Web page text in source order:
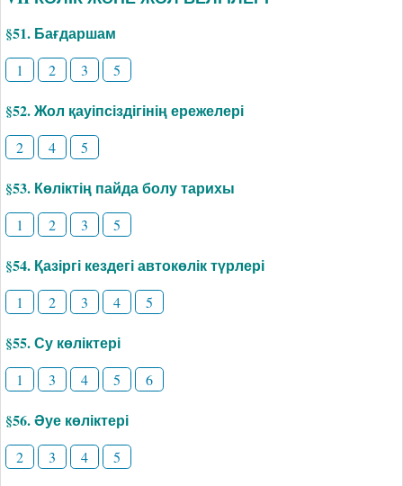
§51. Бағдаршам
1 2 3 5
§52. Жол қауіпсіздігінің ережелері
2 4 5
§53. Көліктің пайда болу тарихы
1 2 3 5
§54. Қазіргі кездегі автокөлік түрлері
1 2 3 4 5
§55. Су көліктері
1 3 4 5 6
§56. Әуе көліктері
2 3 4 5